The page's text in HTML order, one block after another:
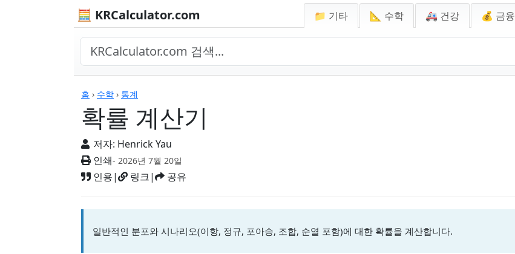
🧮 KRCalculator.com 📁 기타 📐 수학 🚑 건강 💰 금융
홈 › 수학 › 통계
확률 계산기
저자: Henrick Yau
인쇄- 2026년 7월 20일
인용| 링크| 공유
계산기
일반적인 분포와 시나리오(이항, 정규, 포아송, 조합, 순열 포함)에 대한 확률을 계산합니다.